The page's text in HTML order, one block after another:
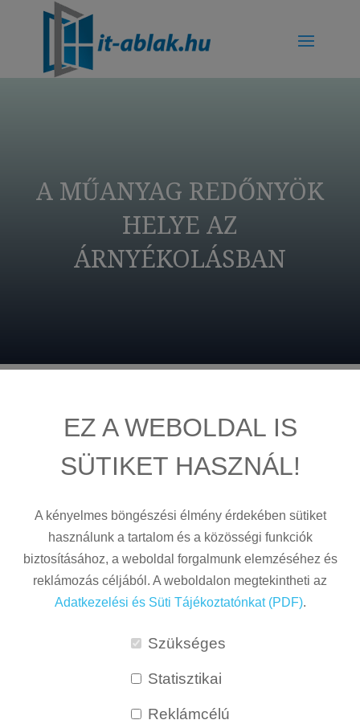
A MŰANYAG REDŐNYÖK
HELYE AZ
ÁRNYÉKOLÁSBAN
Az árnyékolást egyetlen ingatlanról sem lehet
arra, hogy a lakók hogyan érzik magukat az
otthonukban. A különböző árnyékolóknak
nemcsak hangulatjavító szerepe van, hanem
képesek megóvni a bent tartózkodókat is a zavaró,
környezeti hatásoktól.
A belső árnyékolás eszközei stílusos kiegészítők
EZ A WEBOLDAL IS
SÜTIKET HASZNÁL!
A kényelmes böngészési élmény érdekében sütiket
használunk a tartalom és a közösségi funkciók
biztosításához, a weboldal forgalmunk elemzéséhez és
reklámozás céljából. A weboldalon megtekintheti az
Adatkezelési és Süti Tájékoztatónkat (PDF).
Szükséges
Statisztikai
Reklámcélú